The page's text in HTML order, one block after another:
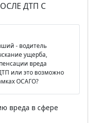
ДТП С
- водитель
ущерба,
вреда
или это возможно
ОСАГО?
вреда в сфере